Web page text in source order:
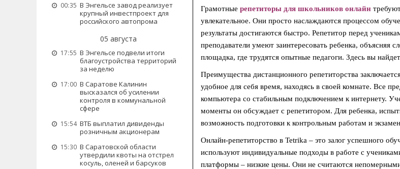
00:35 В Энгельсе завод реализует
крупный инвестпроект для
российского автопрома
05 августа
17:55 В Энгельсе подвели итоги
благоустройства территорий
за неделю
17:00 В Саратове Калинин
высказался об усилении
контроля в коммунальной
сфере
15:54 ВТБ выплатил дивиденды
розничным акционерам
15:30 В Саратовской области
утвердили квоты на отстрел
косуль, оленей и барсуков
Грамотные репетиторы для школьников онлайн
увлекательное. Они просто наслаждаются процессом
результаты достигаются быстро. Репетитор перед
преподаватели умеют заинтересовать ребенка,
площадка, где трудятся опытные педагоги. Здесь вы
Преимущества дистанционного репетиторства
удобное для себя время, находясь в своей комнате. Все
компьютера со стабильным подключением к интернету.
моменты он обсуждает с репетитором. Для ребенка,
возможность подготовки к контрольным работам и
Онлайн-репетиторство в Tetrika – это залог успешного
используют индивидуальные подходы в работе с
платформы – низкие цены. Они не считаются